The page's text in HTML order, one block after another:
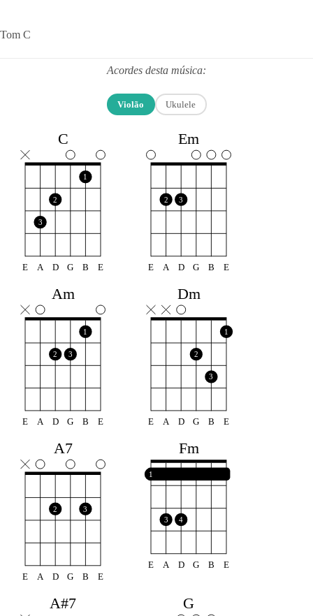
Tom C
Acordes desta música:
Violão Ukulele
C
3
2
1
E A D G B E
Em
2 3
E A D G B E
Am
2 3
1
E A D G B E
Dm
2
3
1
E A D G B E
A7
2 3
E A D G B E
Fm
1
3 4
E A D G B E
A#7 G